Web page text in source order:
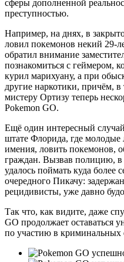
сферы дополненной
преступностью.
Например, на днях, в
ловил покемонов некий 29-
обратил внимание
познакомиться с геймером,
курил марихуану, а при
другие наркотики, причём,
мистеру Ортизу теперь
Pokemon GO.
Ещё один интересный
штате Флорида, где
имения, ловить покемонов,
граждан. Вызвав полицию, в
удалось поймать куда более
очередного Пикачу:
рецидивисты, уже давно
Так что, как видите, даже
GO продолжает оставаться
по участию в криминальных